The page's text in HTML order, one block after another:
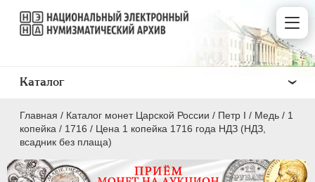
Главная / Каталог монет Царской России / Пeтр I / Медь / 1
копейка / 1716 / Цена 1 копейка 1716 года НДЗ (НДЗ,
всадник без плаща)
Каталог